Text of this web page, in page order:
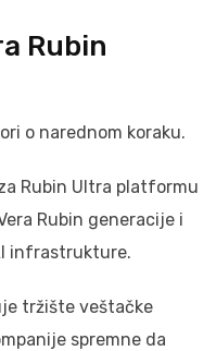
Rubin
o narednom koraku.
Rubin Ultra platformu
Rubin generacije i
infrastrukture.
tržište veštačke
spremne da